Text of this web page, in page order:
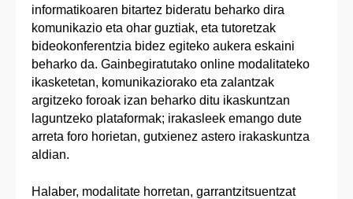
informatikoaren bitartez bideratu beharko dira
komunikazio eta ohar guztiak, eta tutoretzak
bideokonferentzia bidez egiteko aukera eskaini
beharko da. Gainbegiratutako online modalitateko
ikasketetan, komunikaziorako eta zalantzak
argitzeko foroak izan beharko ditu ikaskuntzan
laguntzeko plataformak; irakasleek emango dute
arreta foro horietan, gutxienez astero irakaskuntza
aldian.
Halaber, modalitate horretan, garrantzitsuentzat